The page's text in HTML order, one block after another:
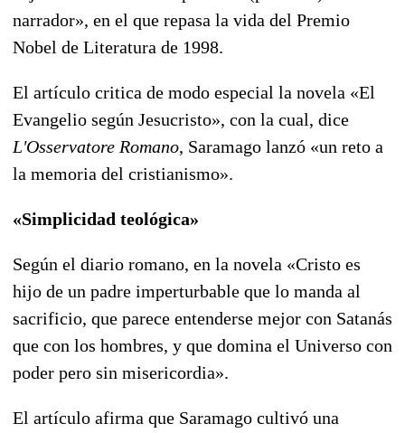
narrador», en el que repasa la vida del Premio
Nobel de Literatura de 1998.
El artículo critica de modo especial la novela «El
Evangelio según Jesucristo», con la cual, dice
L'Osservatore Romano, Saramago lanzó «un reto a
la memoria del cristianismo».
«Simplicidad teológica»
Según el diario romano, en la novela «Cristo es
hijo de un padre imperturbable que lo manda al
sacrificio, que parece entenderse mejor con Satanás
que con los hombres, y que domina el Universo con
poder pero sin misericordia».
El artículo afirma que Saramago cultivó una